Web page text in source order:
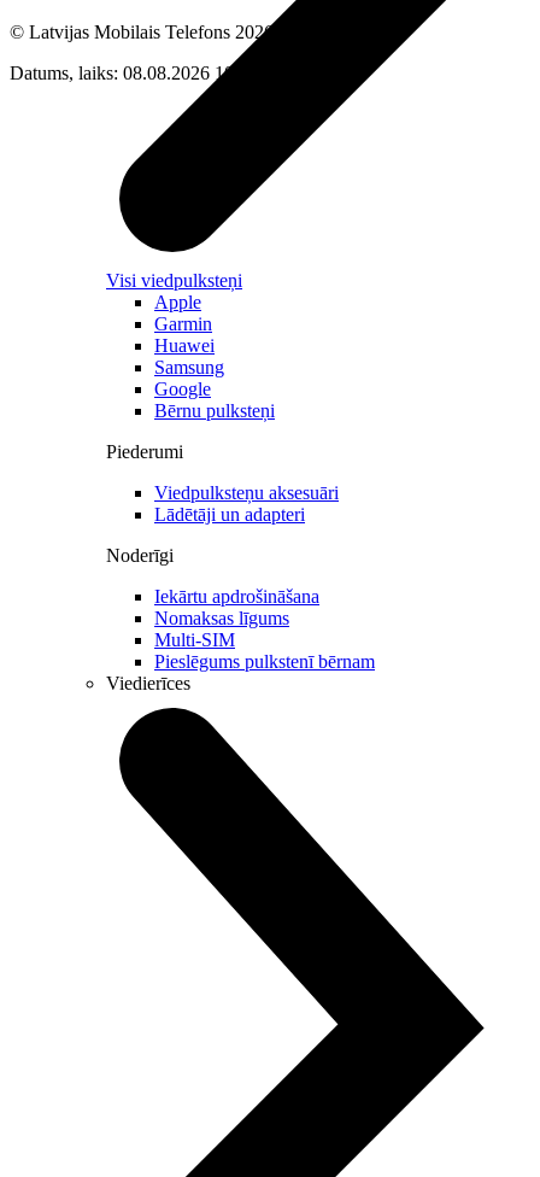
Visi viedpulksteņi
Apple
Garmin
Huawei
Samsung
Google
Bērnu pulksteņi
Piederumi
Viedpulksteņu aksesuāri
Lādētāji un adapteri
Noderīgi
Iekārtu apdrošināšana
Nomaksas līgums
Multi-SIM
Pieslēgums pulkstenī bērnam
Viedierīces
© Latvijas Mobilais Telefons 2026
Datums, laiks: 08.08.2026 10:23